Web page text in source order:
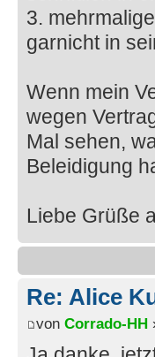
3.
garnicht in
Wenn mein
wegen
Mal sehen,
Beleidigung
Liebe Grüße
Re: Alice
von Corrado-HH